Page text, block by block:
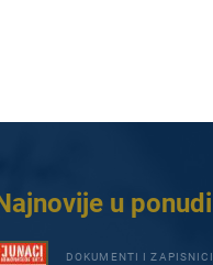
u ponudi
DOKUMENTI I ZAPISNICI